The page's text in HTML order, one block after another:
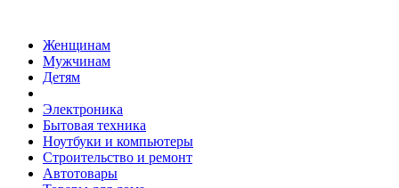
Женщинам
Мужчинам
Детям
Электроника
Бытовая техника
Ноутбуки и компьютеры
Строительство и ремонт
Автотовары